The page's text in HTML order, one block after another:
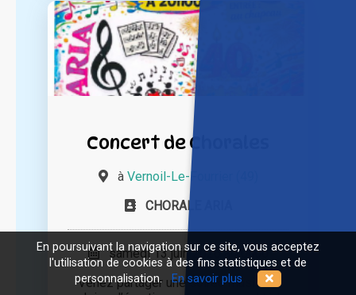
Concert de Chorales
à Vernoil-Le-Fourrier (49)
CHORALE ARIA
samedi 13 juin 2026 à 20h00
Venez partager une soirée musicale
En poursuivant la navigation sur ce site, vous acceptez
l'utilisation de cookies à des fins statistiques et de
personnalisation.En savoir plus